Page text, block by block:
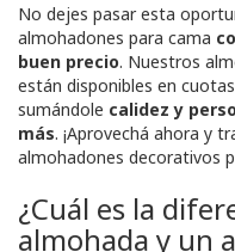
No dejes pasar esta
almohadones para cama
buen precio. Nuestros
están disponibles en
sumándole calidez y
más. ¡Aprovechá ahora y
almohadones decorativos
¿Cuál es la
almohada y un